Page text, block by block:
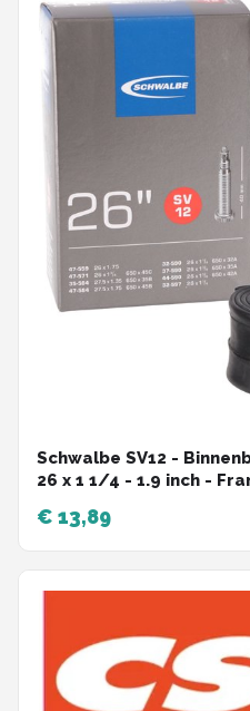
Schwalbe SV12 -
26 x 1 1/4 - 1.9 inch -
€ 13,89